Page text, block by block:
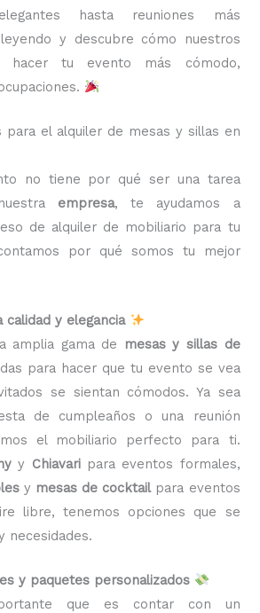
hasta reuniones más
y descubre cómo nuestros
hacer tu evento más cómodo,
para el alquiler de mesas y sillas en
no tiene por qué ser una tarea
empresa, te ayudamos a
de alquiler de mobiliario para tu
por qué somos tu mejor
calidad y elegancia
amplia gama de
mesas y sillas de
para hacer que tu evento se vea
se sientan cómodos. Ya sea
de cumpleaños o una reunión
el mobiliario perfecto para ti.
y Chiavaripara eventos formales,
y mesas de cocktailpara eventos
libre, tenemos opciones que se
necesidades.
y paquetes personalizados
que es contar con un